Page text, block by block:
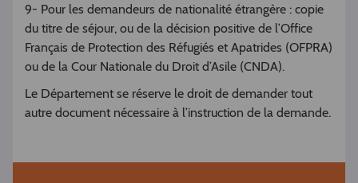
9- Pour les demandeurs de nationalité étrangère : copie
du titre de séjour, ou de la décision positive de l’Office
Français de Protection des Réfugiés et Apatrides (OFPRA)
ou de la Cour Nationale du Droit d’Asile (CNDA).
Le Département se réserve le droit de demander tout
autre document nécessaire à l’instruction de la demande.